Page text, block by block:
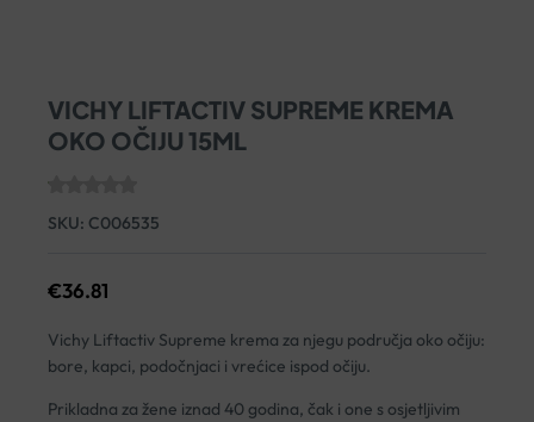
VICHY LIFTACTIV SUPREME KREMA
OKO OČIJU 15ML
SKU: C006535
€36.81
Vichy Liftactiv Supreme krema za njegu područja oko očiju:
bore, kapci, podočnjaci i vrećice ispod očiju.
Prikladna za žene iznad 40 godina, čak i one s osjetljivim